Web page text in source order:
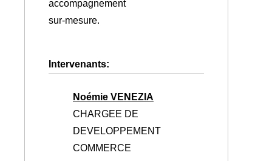
accompagnement
sur-mesure.
Intervenants:
Noémie VENEZIA
CHARGEE DE
DEVELOPPEMENT
COMMERCE